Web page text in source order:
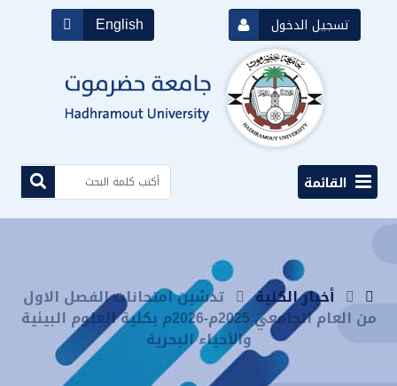
English تسجيل الدخول
القائمة
أخبار الكلية تدشين امتحانات الفصل الاول
من العام الجامعي 2025م-2026م بكلية العلوم البيئية
والأحياء البحرية